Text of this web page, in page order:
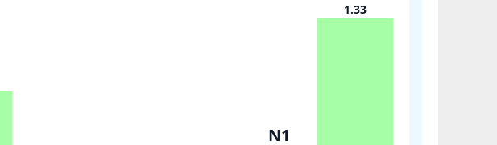
N1
1.33